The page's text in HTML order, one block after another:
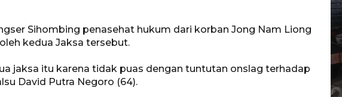
Sihombing penasehat hukum dari korban Jong Nam Liong
kedua Jaksa tersebut.
jaksa itu karena tidak puas dengan tuntutan onslag terhadap
David Putra Negoro (64).